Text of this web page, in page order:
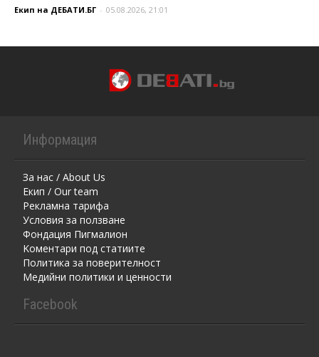
Екип на ДЕБАТИ.БГ - 05.08.2026, 21:01
Информация
За нас / About Us
Екип / Our team
Рекламна тарифа
Условия за ползване
Фондация Пигмалион
Kоментaри под статиите
Политика за поверителност
Медийни политики и ценности
Facebook